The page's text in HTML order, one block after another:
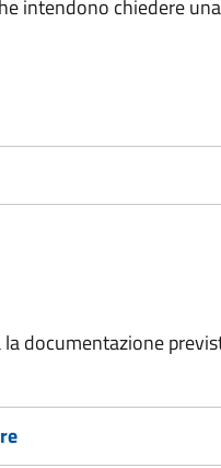
intendono chiedere
documentazione